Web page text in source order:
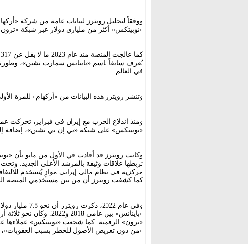
ووفقاً لتحليل رويترز لبيانات عامة من شركة
«نوبيتكس» أكثر من ملياري دولار عبر شبكة «ترون» منذ
تُعرف سابقاً باسم «باينانس سمارت تشين»،
في العالم.
وتنشر رويترز هذه البيانات من «أركهام» للمرة
«نوبيتكس» على شبكة «بي إن بي تشين»، إضافة إلى ما لا يقل عن 550
وكانت رويترز قد أفادت في الأول من مايو بأن
تربطها علاقات وثيقة بالمرشد الأعلى الجديد.
مركزية في نظام مالي إيراني موازٍ يُستخدم
كما كشفت رويترز أن من بين مستخدمي المنصة
وفي عام
«باينانس» بين عامي
«ترون» الرقمية. كما شجعت «نوبيتكس» عملاءها
«من دون تعريض الأصول للخطر بسبب العقوبات»،